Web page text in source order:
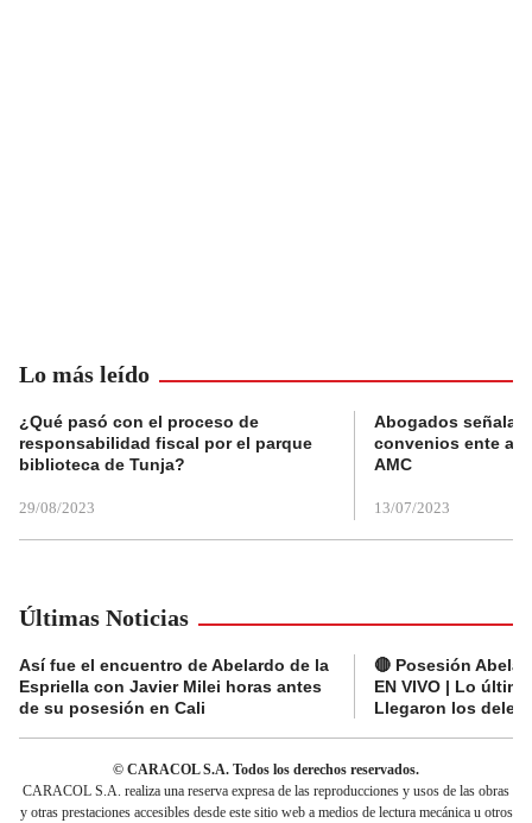
Lo más leído
¿Qué pasó con el proceso de
responsabilidad fiscal por el parque
biblioteca de Tunja?
29/08/2023
Abogados
convenios ente
AMC
13/07/2023
Últimas Noticias
Así fue el encuentro de Abelardo de la
Espriella con Javier Milei horas antes
de su posesión en Cali
🔴 Posesión
EN VIVO | Lo
Llegaron los
© CARACOL S.A. Todos los derechos reservados.
CARACOL S.A. realiza una reserva expresa de las reproducciones y usos de las obras
y otras prestaciones accesibles desde este sitio web a medios de lectura mecánica u otros